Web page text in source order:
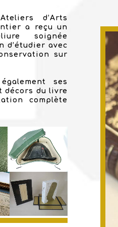
d’Arts
a reçu un
soignée
d’étudier avec
sur
ses
décors du livre
complète